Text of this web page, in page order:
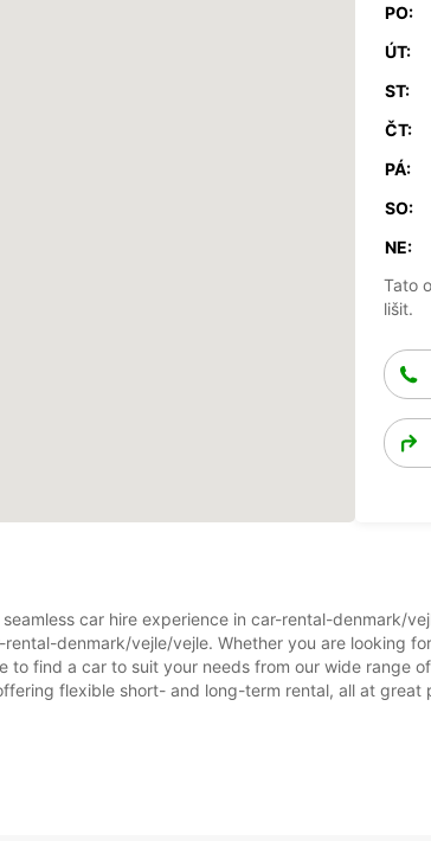
PO:
ÚT:
ST:
ČT:
PÁ:
SO:
NE:
Tato
lišit.
car hire experience in car-rental-denmark/
denmark/vejle/vejle. Whether you are looking
find a car to suit your needs from our wide range
flexible short- and long-term rental, all at great